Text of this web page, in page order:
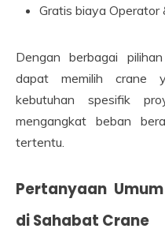
Gratis biaya Operator
Dengan berbagai
dapat memilih crane
kebutuhan spesifik
mengangkat beban
tertentu.
Pertanyaan
di Sahabat Crane